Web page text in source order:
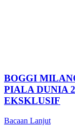
BOGGI
PIALA DUNIA
EKSKLUSIF
Bacaan Lanjut